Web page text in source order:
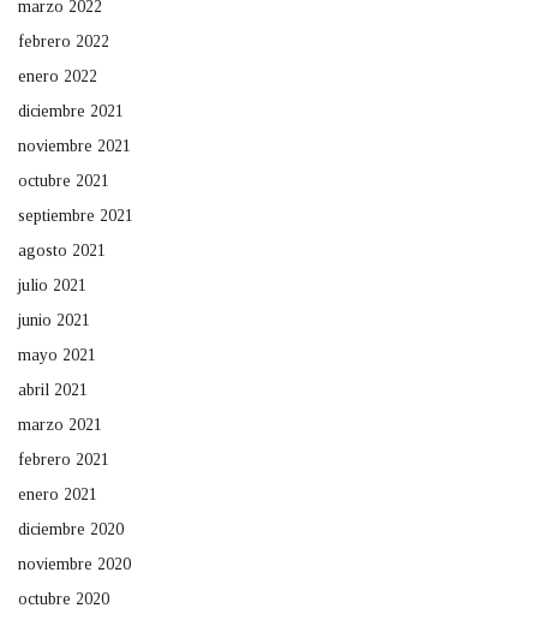
marzo 2022
febrero 2022
enero 2022
diciembre 2021
noviembre 2021
octubre 2021
septiembre 2021
agosto 2021
julio 2021
junio 2021
mayo 2021
abril 2021
marzo 2021
febrero 2021
enero 2021
diciembre 2020
noviembre 2020
octubre 2020